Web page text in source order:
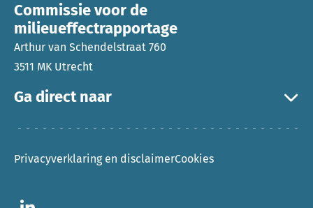
Ga direct naar
Commissie voor de
milieueffectrapportage
Arthur van Schendelstraat 760
3511 MK Utrecht
Privacyverklaring en disclaimerCookies